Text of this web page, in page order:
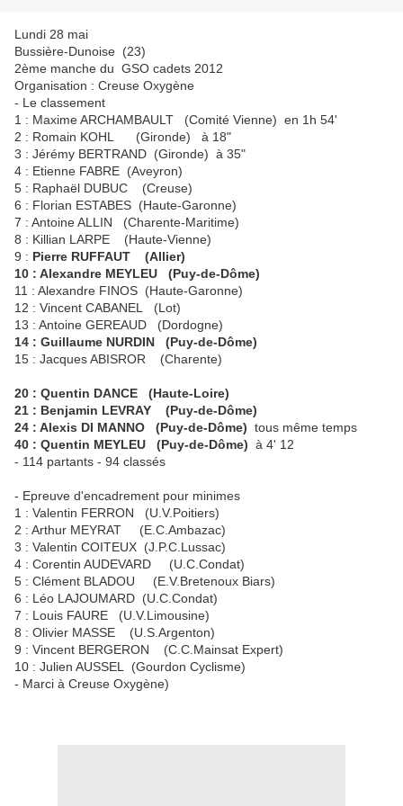
Lundi 28 mai
Bussière-Dunoise (23)
2ème manche du GSO cadets 2012
Organisation : Creuse Oxygène
- Le classement
1 : Maxime ARCHAMBAULT (Comité Vienne) en 1h 54'
2 : Romain KOHL (Gironde) à 18"
3 : Jérémy BERTRAND (Gironde) à 35"
4 : Etienne FABRE (Aveyron)
5 : Raphaël DUBUC (Creuse)
6 : Florian ESTABES (Haute-Garonne)
7 : Antoine ALLIN (Charente-Maritime)
8 : Killian LARPE (Haute-Vienne)
9 : Pierre RUFFAUT (Allier)
10 : Alexandre MEYLEU (Puy-de-Dôme)
11 : Alexandre FINOS (Haute-Garonne)
12 : Vincent CABANEL (Lot)
13 : Antoine GEREAUD (Dordogne)
14 : Guillaume NURDIN (Puy-de-Dôme)
15 : Jacques ABISROR (Charente)
20 : Quentin DANCE (Haute-Loire)
21 : Benjamin LEVRAY (Puy-de-Dôme)
24 : Alexis DI MANNO (Puy-de-Dôme) tous même temps
40 : Quentin MEYLEU (Puy-de-Dôme) à 4' 12
- 114 partants - 94 classés
- Epreuve d'encadrement pour minimes
1 : Valentin FERRON (U.V.Poitiers)
2 : Arthur MEYRAT (E.C.Ambazac)
3 : Valentin COITEUX (J.P.C.Lussac)
4 : Corentin AUDEVARD (U.C.Condat)
5 : Clément BLADOU (E.V.Bretenoux Biars)
6 : Léo LAJOUMARD (U.C.Condat)
7 : Louis FAURE (U.V.Limousine)
8 : Olivier MASSE (U.S.Argenton)
9 : Vincent BERGERON (C.C.Mainsat Expert)
10 : Julien AUSSEL (Gourdon Cyclisme)
- Marci à Creuse Oxygène)